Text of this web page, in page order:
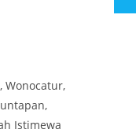
Wonocatur,
Istimewa